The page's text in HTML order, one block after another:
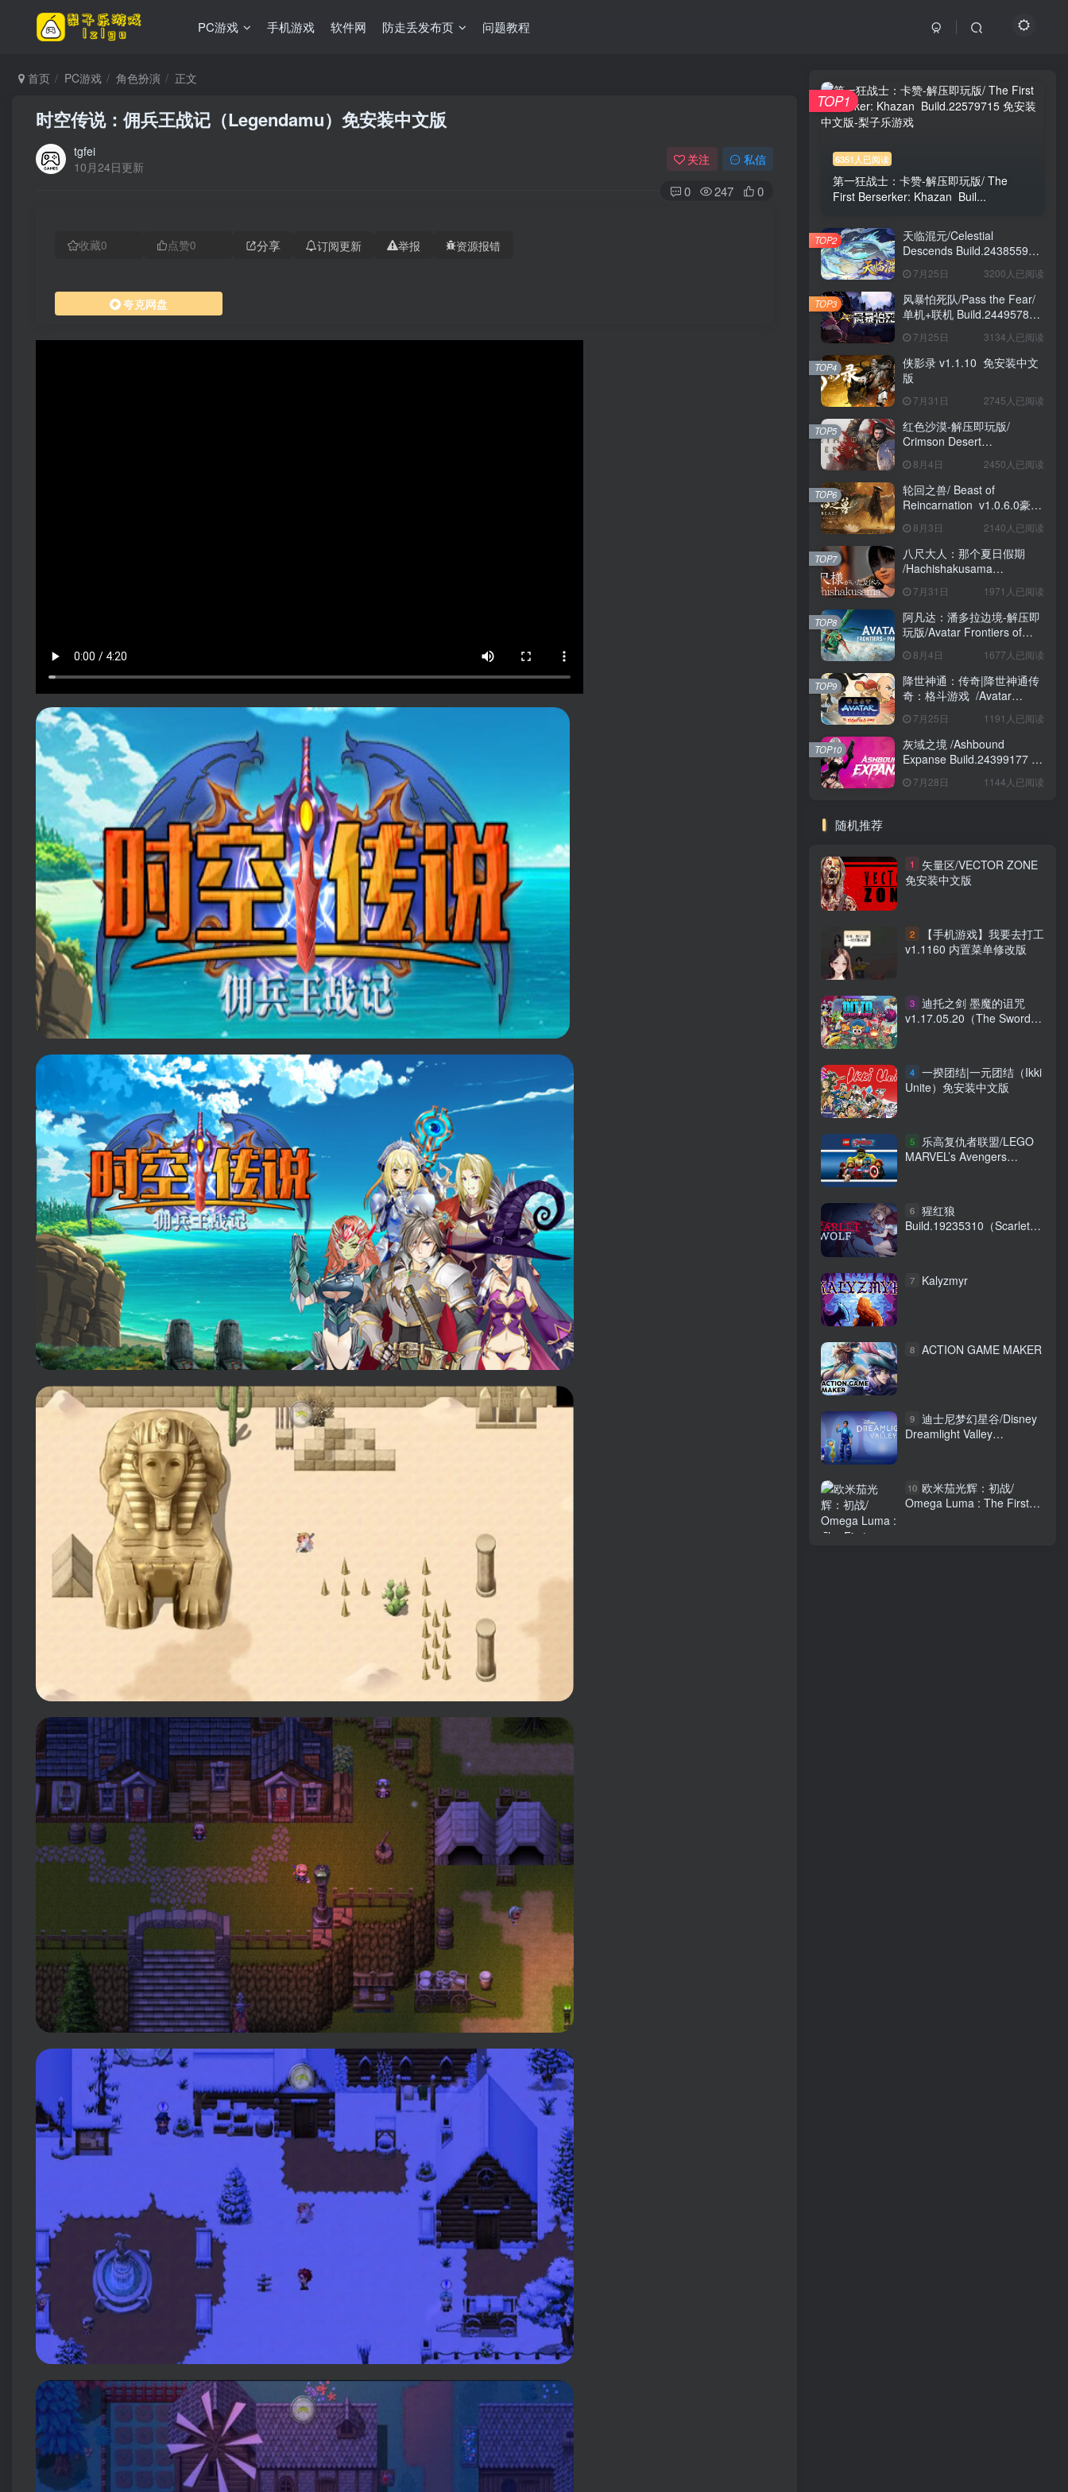
PC游戏 手机游戏 软件网 防走丢发布页 问题教程
首页 PC游戏 角色扮演 正文
时空传说：佣兵王战记（Legendamu）免安装中文版
tgfei
10月24日更新
关注 私信
0 247 0
收藏0 点赞0 分享 订阅更新 举报 资源报错
夸克网盘
6351人已阅读
第一狂战士：卡赞-解压即玩版/ The
First Berserker: Khazan Buil...
TOP1
天临混元/Celestial
Descends Build.24385591
7月25日 3200人已阅读
TOP2
风暴怕死队/Pass the Fear/
单机+联机 Build.24495782
7月25日 3134人已阅读
TOP3
侠影录 v1.1.10 免安装中文
版
7月31日 2745人已阅读
TOP4
红色沙漠-解压即玩版/
Crimson Desert
安装中文版
8月4日 2450人已阅读
TOP5
轮回之兽/ Beast of
Reincarnation v1.0.6.0豪华
8月3日 2140人已阅读
TOP6
八尺大人：那个夏日假期
/Hachishakusama
版 7月31日 1971人已阅读
TOP7
阿凡达：潘多拉边境-解压即
玩版/Avatar Frontiers of
安装中文版
8月4日 1677人已阅读
TOP8
降世神通：传奇|降世神通传
奇：格斗游戏 /Avatar
Game Build.24421547 免安
装英文版
7月25日 1191人已阅读
TOP9
灰域之境 /Ashbound
Expanse Build.24399177 免
7月28日 1144人已阅读
TOP10
随机推荐
1
矢量区/VECTOR ZONE
免安装中文版
2
【手机游戏】我要去打工
v1.1160 内置菜单修改版
3 迪托之剑 墨魔的诅咒
v1.17.05.20（The Swords
4 一揆团结|一元团结（Ikki
Unite）免安装中文版
5
乐高复仇者联盟/LEGO
MARVEL’s Avengers
6 猩红狼
Build.19235310（Scarlet
7 Kalyzmyr
8 ACTION GAME MAKER
9 迪士尼梦幻星谷/Disney
Dreamlight Valley
10 欧米茄光辉：初战/
Omega Luma : The First